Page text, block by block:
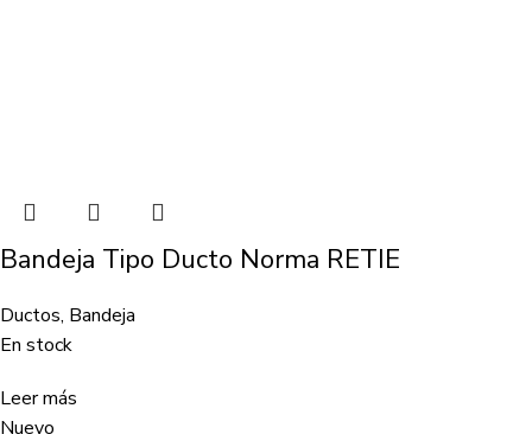
Bandeja Tipo Ducto Norma RETIE
Ductos, Bandeja
En stock
Leer más
Nuevo